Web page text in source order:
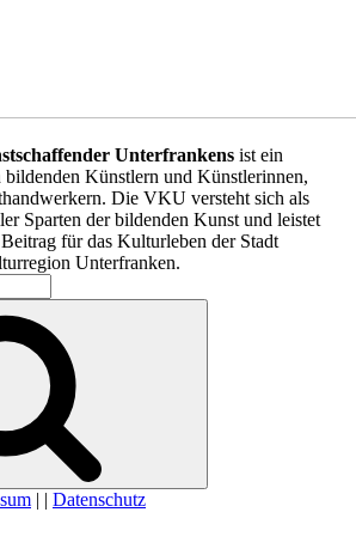
Unterfrankens ist ein
bildenden Künstlern und Künstlerinnen,
Die VKU versteht sich als
Sparten der bildenden Kunst und leistet
für das Kulturleben der Stadt
Unterfranken.
| | Datenschutz